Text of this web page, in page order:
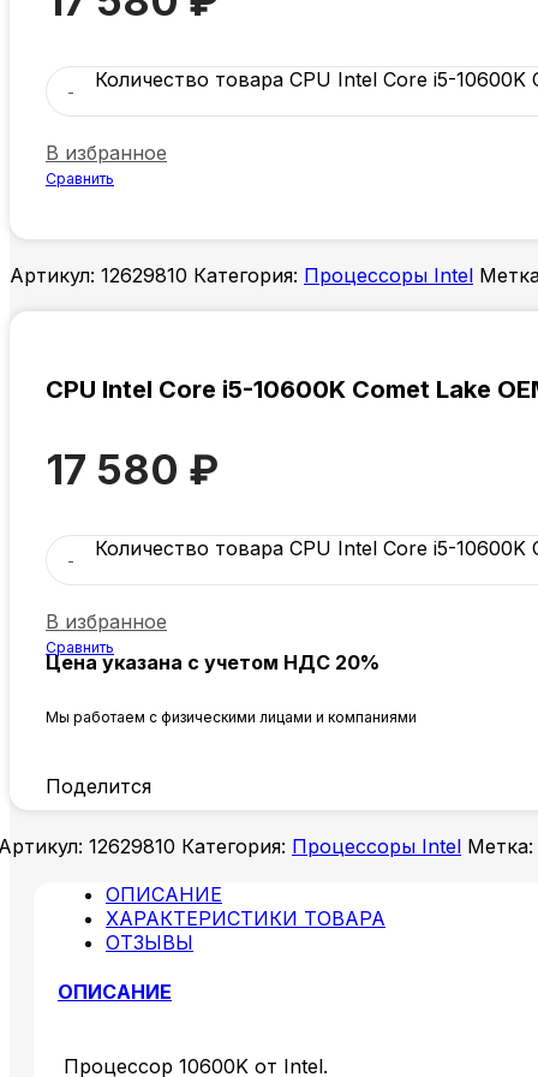
Количество товара CPU Intel Core i5-10600K
В избранное
Сравнить
Артикул: 12629810 Категория: Процессоры Intel
CPU Intel Core i5-10600K Comet Lake
17 580 ₽
Количество товара CPU Intel Core i5-10600K
В избранное
Сравнить
Цена указана с учетом НДС 20%
Мы работаем с физическими лицами и компаниями
Поделится
12629810 Категория: Процессоры Intel Метка:
ОПИСАНИЕ
ХАРАКТЕРИСТИКИ ТОВАРА
ОТЗЫВЫ
ОПИСАНИЕ
Процессор 10600K от Intel.